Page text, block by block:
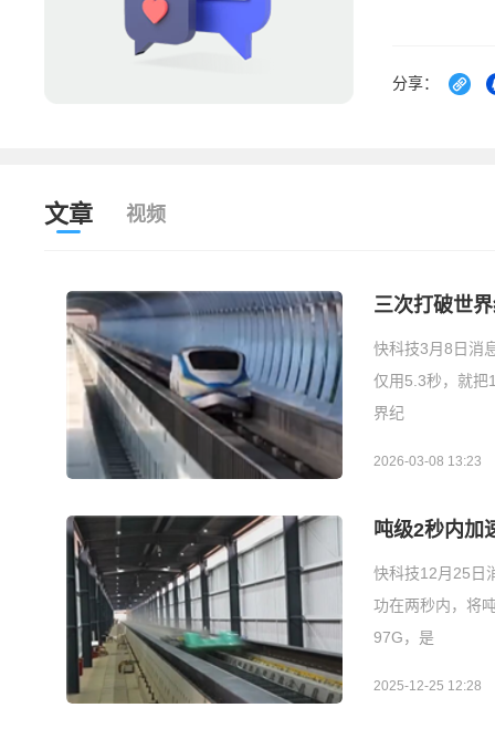
分享：
文章 视频
三次打破世
快科技3月8日消
仅用5.3秒，就把
界纪
2026-03-08 13:23
吨级2秒内加
快科技12月25日
功在两秒内，将
97G，是
2025-12-25 12:28